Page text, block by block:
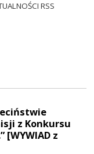
RSS
z Konkursu
z